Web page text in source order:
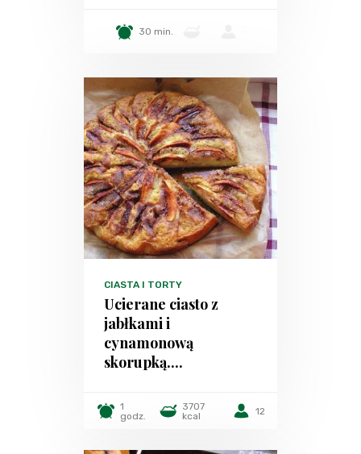
30 min.
CIASTA I TORTY
Ucierane ciasto z
jabłkami i
cynamonową
skorupką....
1
godz.
3707
kcal
12